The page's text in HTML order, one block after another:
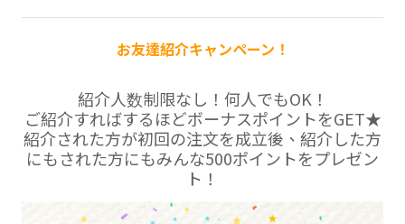
お友達紹介キャンペーン！
紹介人数制限なし！何人でもOK！
ご紹介すればするほどボーナスポイントをGET★
紹介された方が初回の注文を成立後、紹介した方
にもされた方にもみんな500ポイントをプレゼン
ト！